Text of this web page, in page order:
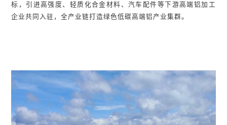
标，引进高强度、轻质化合金材料、汽车配件等下游高端铝加工
企业共同入驻，全产业链打造绿色低碳高端铝产业集群。